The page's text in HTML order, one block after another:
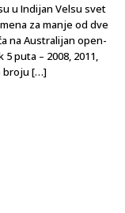
u Indijan Velsu svet
za manje od dve
na Australijan open-
puta – 2008, 2011,
broju […]